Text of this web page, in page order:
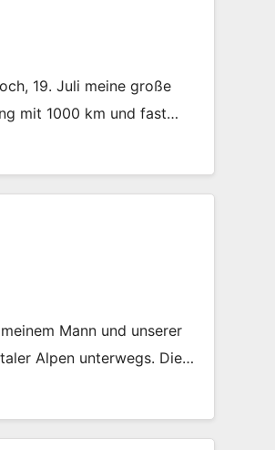
19. Juli meine große
mit 1000 km und fast…
Mann und unserer
Alpen unterwegs. Die…